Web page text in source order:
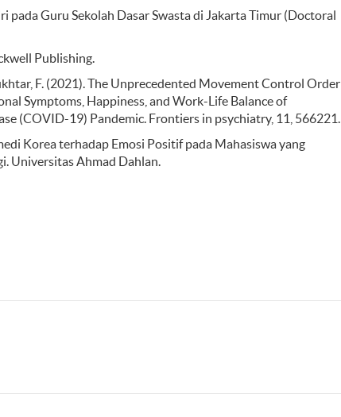
Guru Sekolah Dasar Swasta di Jakarta Timur (Doctoral
Publishing.
F. (2021). The Unprecedented Movement Control Order
Symptoms, Happiness, and Work-Life Balance of
(COVID-19) Pandemic. Frontiers in psychiatry, 11, 566221.
Korea terhadap Emosi Positif pada Mahasiswa yang
Universitas Ahmad Dahlan.